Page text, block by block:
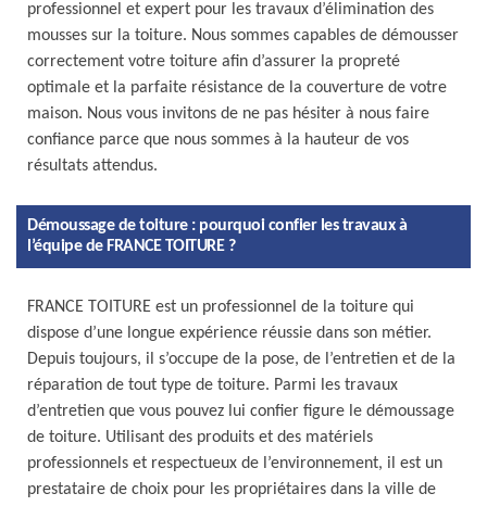
professionnel et expert pour les travaux d’élimination des
mousses sur la toiture. Nous sommes capables de démousser
correctement votre toiture afin d’assurer la propreté
optimale et la parfaite résistance de la couverture de votre
maison. Nous vous invitons de ne pas hésiter à nous faire
confiance parce que nous sommes à la hauteur de vos
résultats attendus.
Démoussage de toiture : pourquoi confier les travaux à
l’équipe de FRANCE TOITURE ?
FRANCE TOITURE est un professionnel de la toiture qui
dispose d’une longue expérience réussie dans son métier.
Depuis toujours, il s’occupe de la pose, de l’entretien et de la
réparation de tout type de toiture. Parmi les travaux
d’entretien que vous pouvez lui confier figure le démoussage
de toiture. Utilisant des produits et des matériels
professionnels et respectueux de l’environnement, il est un
prestataire de choix pour les propriétaires dans la ville de